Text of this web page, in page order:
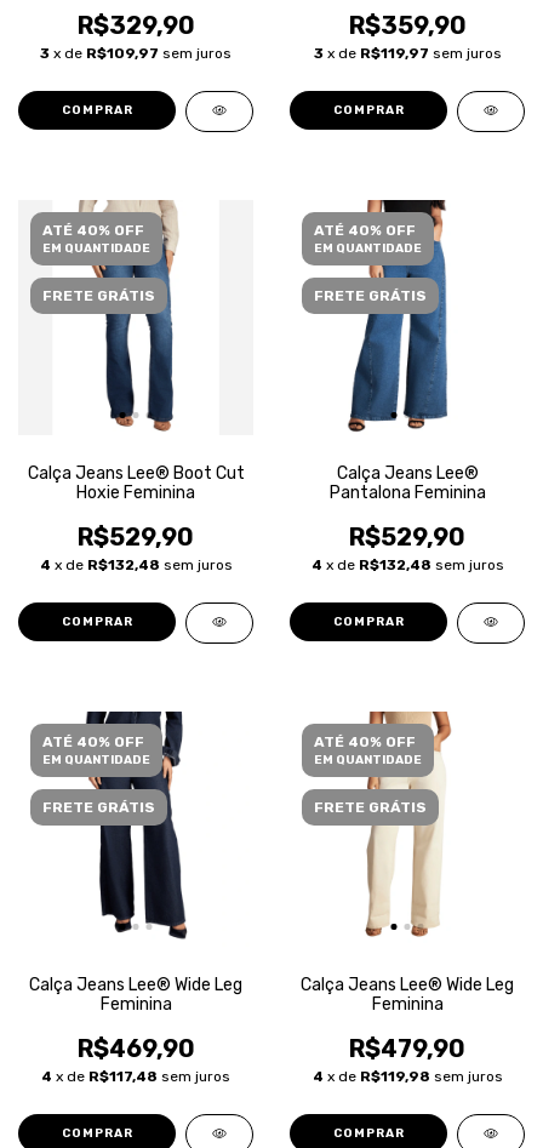
R$329,90
3 x de R$109,97 sem juros
COMPRAR
R$359,90
3 x de R$119,97 sem juros
COMPRAR
ATÉ 40% OFF
EM QUANTIDADE
FRETE GRÁTIS
Calça Jeans Lee® Boot Cut
Hoxie Feminina
R$529,90
4 x de R$132,48 sem juros
COMPRAR
ATÉ 40% OFF
EM QUANTIDADE
FRETE GRÁTIS
Calça Jeans Lee®
Pantalona Feminina
R$529,90
4 x de R$132,48 sem juros
COMPRAR
ATÉ 40% OFF
EM QUANTIDADE
FRETE GRÁTIS
Calça Jeans Lee® Wide Leg
Feminina
R$469,90
4 x de R$117,48 sem juros
COMPRAR
ATÉ 40% OFF
EM QUANTIDADE
FRETE GRÁTIS
Calça Jeans Lee® Wide Leg
Feminina
R$479,90
4 x de R$119,98 sem juros
COMPRAR